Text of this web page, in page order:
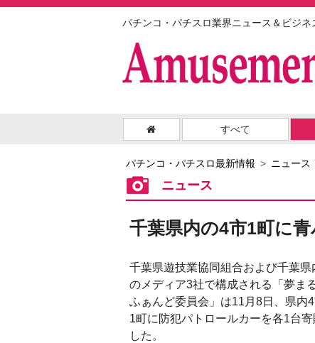
パチンコ・パチスロ業界ニュース＆ビジネ
すべて
パチンコ・パチスロ最新情報 ニュース
ニュース
千葉県内の4市1町に
千葉県遊技業協同組合および千葉県
のメディア3社で構成される「夢ま
ふぁんど委員会」は11月8日、県内
1町に防犯パトロールカーを各1台寄
した。